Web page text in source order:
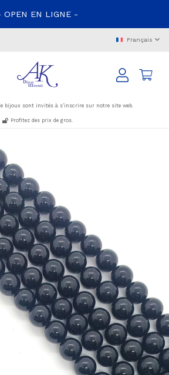
OPEN EN LIGNE -
Français
bijoux sont invités à s’inscrire sur notre site web.
Profitez des prix de gros.